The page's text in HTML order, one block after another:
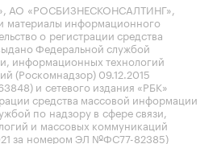
АО «РОСБИЗНЕСКОНСАЛТИНГ»,
материалы информационного
о регистрации средства
Федеральной службой
информационных технологий
(Роскомнадзор) 09.12.2015
и сетевого издания «РБК»
средства массовой информации
по надзору в сфере связи,
и массовых коммуникаций
за номером ЭЛ №ФС77-82385)